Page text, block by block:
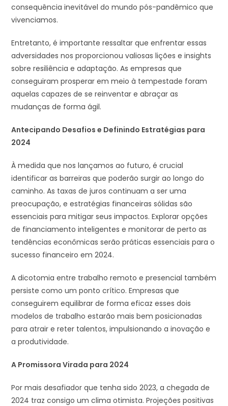
consequência inevitável do mundo pós-pandêmico que
vivenciamos.
Entretanto, é importante ressaltar que enfrentar essas
adversidades nos proporcionou valiosas lições e insights
sobre resiliência e adaptação. As empresas que
conseguiram prosperar em meio à tempestade foram
aquelas capazes de se reinventar e abraçar as
mudanças de forma ágil.
Antecipando Desafios e Definindo Estratégias para
2024
À medida que nos lançamos ao futuro, é crucial
identificar as barreiras que poderão surgir ao longo do
caminho. As taxas de juros continuam a ser uma
preocupação, e estratégias financeiras sólidas são
essenciais para mitigar seus impactos. Explorar opções
de financiamento inteligentes e monitorar de perto as
tendências econômicas serão práticas essenciais para o
sucesso financeiro em 2024.
A dicotomia entre trabalho remoto e presencial também
persiste como um ponto crítico. Empresas que
conseguirem equilibrar de forma eficaz esses dois
modelos de trabalho estarão mais bem posicionadas
para atrair e reter talentos, impulsionando a inovação e
a produtividade.
A Promissora Virada para 2024
Por mais desafiador que tenha sido 2023, a chegada de
2024 traz consigo um clima otimista. Projeções positivas